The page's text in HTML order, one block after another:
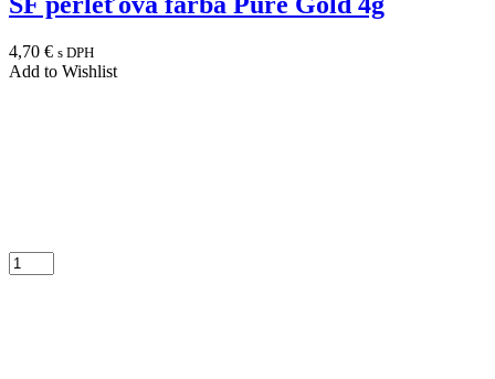
4,70 € s DPH
Add to Wishlist